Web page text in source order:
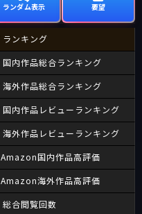
ランダム表示 要望
ランキング
国内作品総合ランキング
海外作品総合ランキング
国内作品レビューランキング
海外作品レビューランキング
Amazon国内作品高評価
Amazon海外作品高評価
総合閲覧回数